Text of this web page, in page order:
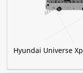
Hyundai Universe